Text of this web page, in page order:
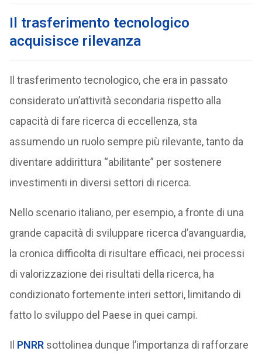
Il trasferimento tecnologico
acquisisce rilevanza
Il trasferimento tecnologico, che era in passato
considerato un’attività secondaria rispetto alla
capacità di fare ricerca di eccellenza, sta
assumendo un ruolo sempre più rilevante, tanto da
diventare addirittura “abilitante” per sostenere
investimenti in diversi settori di ricerca.
Nello scenario italiano, per esempio, a fronte di una
grande capacità di sviluppare ricerca d’avanguardia,
la cronica difficolta di risultare efficaci, nei processi
di valorizzazione dei risultati della ricerca, ha
condizionato fortemente interi settori, limitando di
fatto lo sviluppo del Paese in quei campi.
Il PNRR sottolinea dunque l’importanza di rafforzare